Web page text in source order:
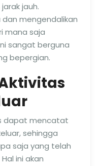
jauh.
mengendalikan
mana saja
sangat berguna
bepergian.
dapat mencatat
sehingga
saja yang telah
ini akan